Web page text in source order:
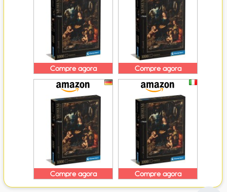
Compre agora Compre agora
Compre agora Compre agora